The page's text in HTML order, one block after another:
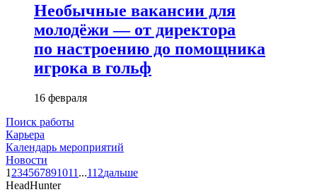
Необычные вакансии для
молодёжи — от директора
по настроению до помощника
игрока в гольф
16 февраля
Поиск работы
Карьера
Календарь мероприятий
Новости
1 234567891011 ...112дальше
HeadHunter